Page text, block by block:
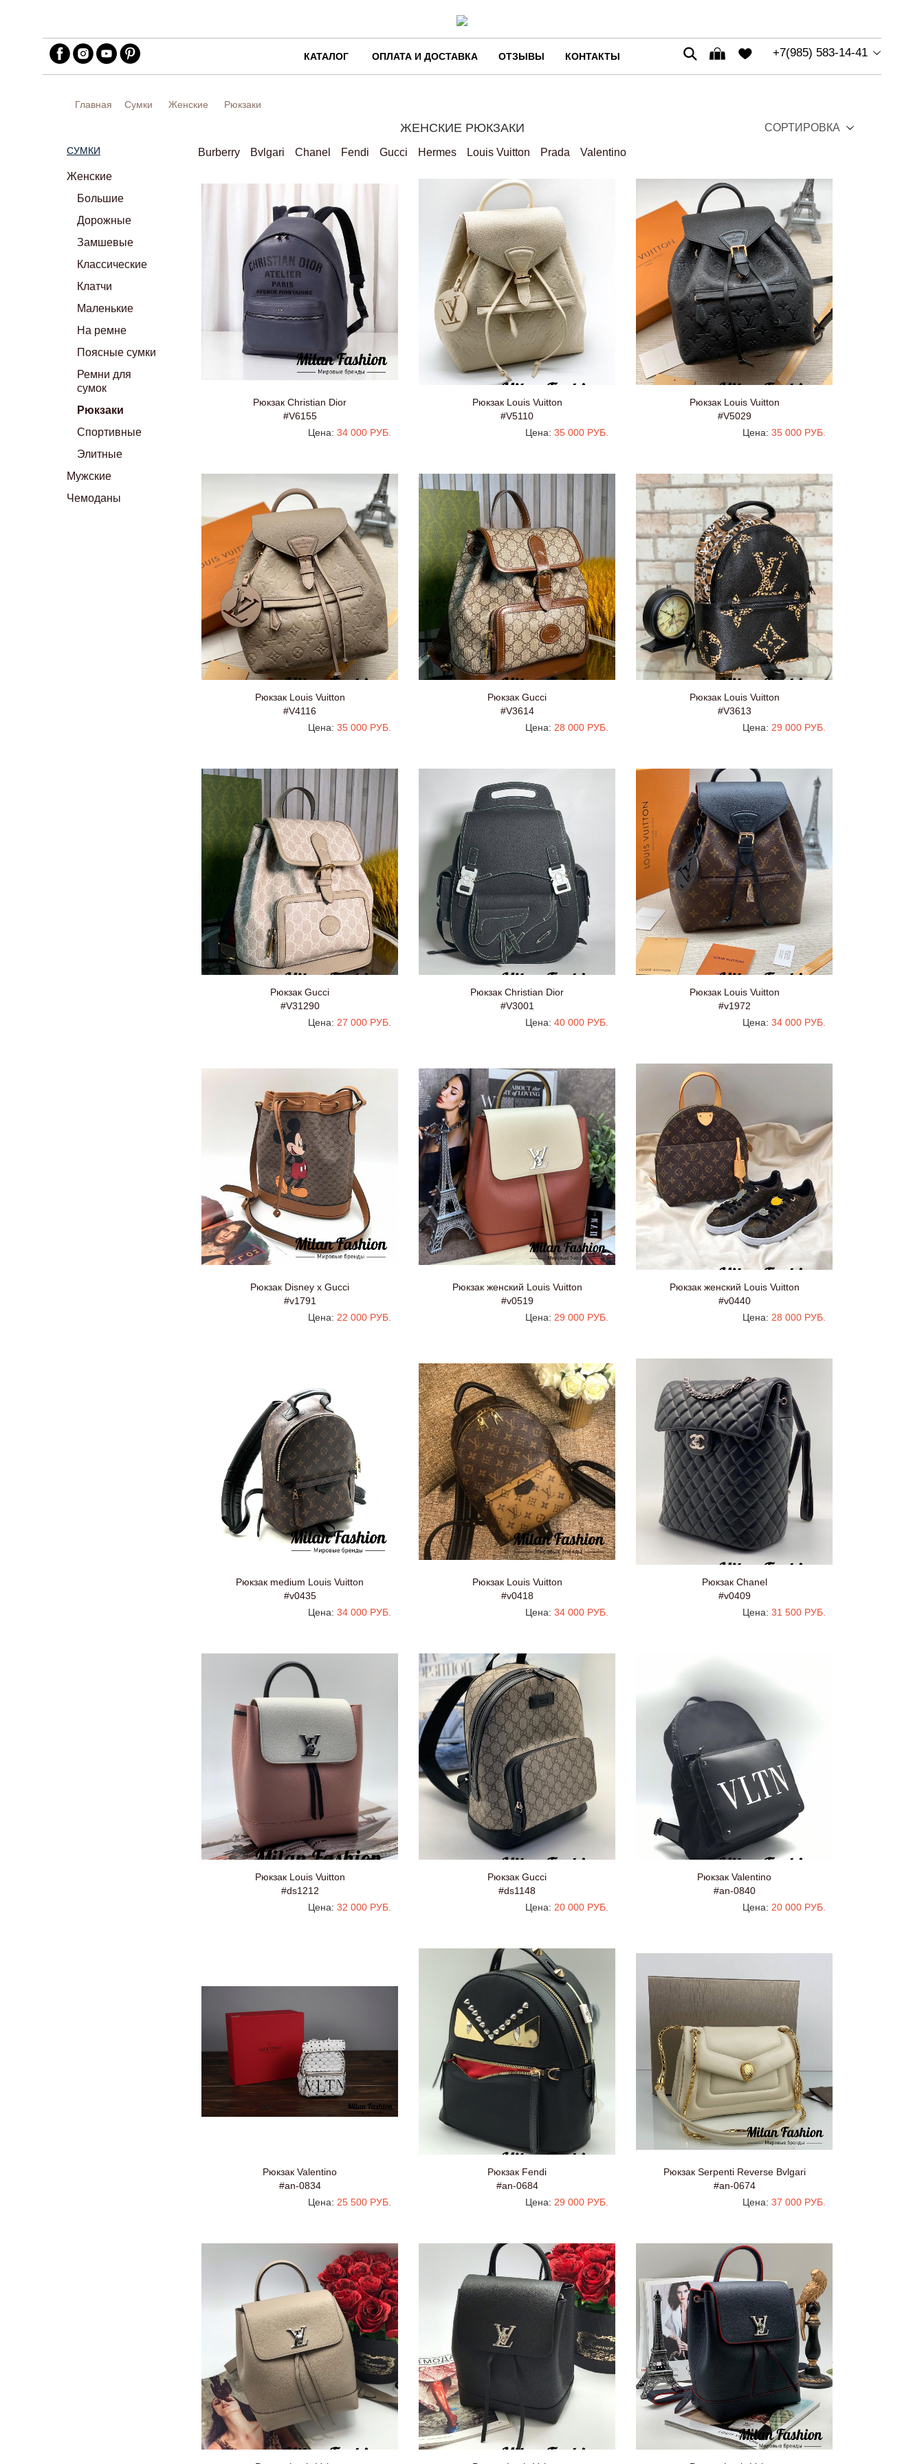
КАТАЛОГ ОПЛАТА И ДОСТАВКА ОТЗЫВЫ КОНТАКТЫ +7(985) 583-14-41
Главная Сумки Женские Рюкзаки
ЖЕНСКИЕ РЮКЗАКИ СОРТИРОВКА
СУМКИ
Женские
Большие
Дорожные
Замшевые
Классические
Клатчи
Маленькие
На ремне
Поясные сумки
Ремни для
сумок
Рюкзаки
Спортивные
Элитные
Мужские
Чемоданы
Burberry Bvlgari Chanel Fendi Gucci Hermes Louis Vuitton Prada Valentino
Рюкзак Christian Dior
#V6155
Цена: 34 000 РУБ.
Рюкзак Louis Vuitton
#V5110
Цена: 35 000 РУБ.
Рюкзак Louis Vuitton
#V5029
Цена: 35 000 РУБ.
Рюкзак Louis Vuitton
#V4116
Цена: 35 000 РУБ.
Рюкзак Gucci
#V3614
Цена: 28 000 РУБ.
Рюкзак Louis Vuitton
#V3613
Цена: 29 000 РУБ.
Рюкзак Gucci
#V31290
Цена: 27 000 РУБ.
Рюкзак Christian Dior
#V3001
Цена: 40 000 РУБ.
Рюкзак Louis Vuitton
#v1972
Цена: 34 000 РУБ.
Рюкзак Disney x Gucci
#v1791
Цена: 22 000 РУБ.
Рюкзак женский Louis Vuitton
#v0519
Цена: 29 000 РУБ.
Рюкзак женский Louis Vuitton
#v0440
Цена: 28 000 РУБ.
Рюкзак mеdium Louis Vuitton
#v0435
Цена: 34 000 РУБ.
Рюкзак Louis Vuitton
#v0418
Цена: 34 000 РУБ.
Рюкзак Chanel
#v0409
Цена: 31 500 РУБ.
Рюкзак Louis Vuitton
#ds1212
Цена: 32 000 РУБ.
Рюкзак Gucci
#ds1148
Цена: 20 000 РУБ.
Рюкзак Valentino
#an-0840
Цена: 20 000 РУБ.
Рюкзак Valentino
#an-0834
Цена: 25 500 РУБ.
Рюкзак Fendi
#an-0684
Цена: 29 000 РУБ.
Рюкзак Serpenti Reverse Bvlgari
#an-0674
Цена: 37 000 РУБ.